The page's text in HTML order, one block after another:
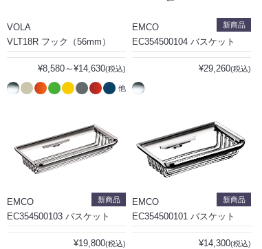
VOLA
VLT18R フック（56mm）
¥8,580～¥14,630(税込)
他
新商品
EMCO
EC354500104 バスケット
¥29,260(税込)
新商品
EMCO
EC354500103 バスケット
¥19,800(税込)
新商品
EMCO
EC354500101 バスケット
¥14,300(税込)